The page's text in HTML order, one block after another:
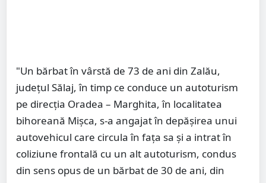
"Un bărbat în vârstă de 73 de ani din Zalău,
judeţul Sălaj, în timp ce conduce un autoturism
pe direcţia Oradea – Marghita, în localitatea
bihoreană Mişca, s-a angajat în depăşirea unui
autovehicul care circula în faţa sa şi a intrat în
coliziune frontală cu un alt autoturism, condus
din sens opus de un bărbat de 30 de ani, din